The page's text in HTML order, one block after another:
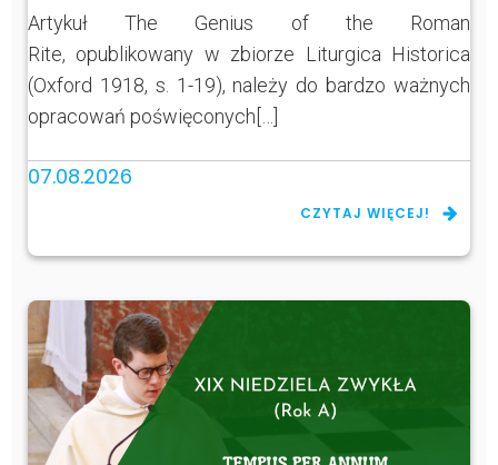
Artykuł The Genius of the Roman
Rite, opublikowany w zbiorze Liturgica Historica
(Oxford 1918, s. 1-19), należy do bardzo ważnych
opracowań poświęconych[…]
07.08.2026
CZYTAJ WIĘCEJ!